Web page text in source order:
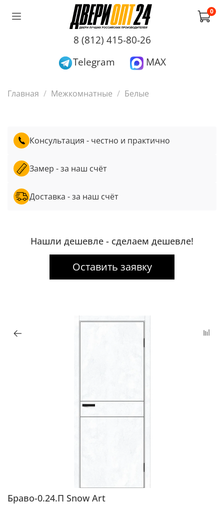
0
8 (812) 415-80-26
Telegram
MAX
Главная Межкомнатные Белые
Консультация - честно и практично
Замер - за наш счёт
Доставка - за наш счёт
Нашли дешевле - сделаем дешевле!
Оставить заявку
Браво-0.24.П Snow Art